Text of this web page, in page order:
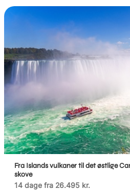
Fra Islands vulkaner til det østlige
skove
14 dage fra 26.495 kr.